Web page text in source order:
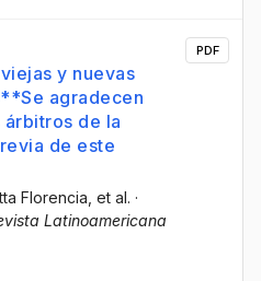
y nuevas
agradecen
de la
de este
Florencia , et al. ·
Latinoamericana
PDF